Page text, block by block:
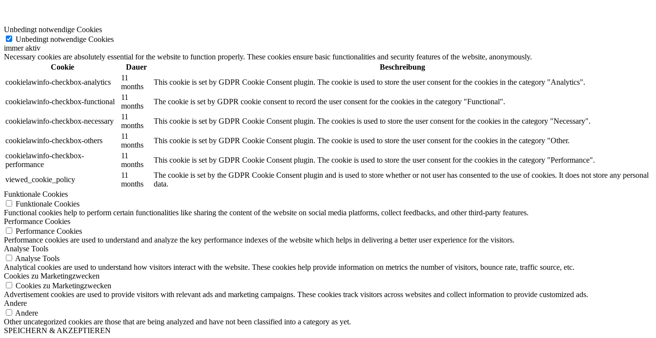
Unbedingt notwendige Cookies
Unbedingt notwendige Cookies
immer aktiv
Necessary cookies are absolutely essential for the website to function properly. These cookies ensure basic functionalities and security features of the website, anonymously.
Cookie
Dauer
Beschreibung
cookielawinfo-checkbox-analytics
11
months
This cookie is set by GDPR Cookie Consent plugin. The cookie is used to store the user consent for the cookies in the category "Analytics".
cookielawinfo-checkbox-functional
11
months
The cookie is set by GDPR cookie consent to record the user consent for the cookies in the category "Functional".
cookielawinfo-checkbox-necessary
11
months
This cookie is set by GDPR Cookie Consent plugin. The cookies is used to store the user consent for the cookies in the category "Necessary".
cookielawinfo-checkbox-others
11
months
This cookie is set by GDPR Cookie Consent plugin. The cookie is used to store the user consent for the cookies in the category "Other.
cookielawinfo-checkbox-
performance
11
months
This cookie is set by GDPR Cookie Consent plugin. The cookie is used to store the user consent for the cookies in the category "Performance".
viewed_cookie_policy
11
months
The cookie is set by the GDPR Cookie Consent plugin and is used to store whether or not user has consented to the use of cookies. It does not store any personal
data.
Funktionale Cookies
Funktionale Cookies
Functional cookies help to perform certain functionalities like sharing the content of the website on social media platforms, collect feedbacks, and other third-party features.
Performance Cookies
Performance Cookies
Performance cookies are used to understand and analyze the key performance indexes of the website which helps in delivering a better user experience for the visitors.
Analyse Tools
Analyse Tools
Analytical cookies are used to understand how visitors interact with the website. These cookies help provide information on metrics the number of visitors, bounce rate, traffic source, etc.
Cookies zu Marketingzwecken
Cookies zu Marketingzwecken
Advertisement cookies are used to provide visitors with relevant ads and marketing campaigns. These cookies track visitors across websites and collect information to provide customized ads.
Andere
Andere
Other uncategorized cookies are those that are being analyzed and have not been classified into a category as yet.
SPEICHERN & AKZEPTIEREN